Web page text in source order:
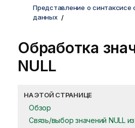
Представление о синтаксисе
данных
Обработка
NULL
НА ЭТОЙ СТРАНИЦЕ
Обзор
Связь/выбор значений NULL